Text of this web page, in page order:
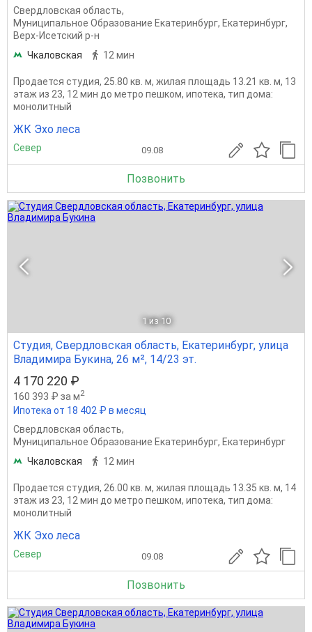
Свердловская область,
Муниципальное Образование Екатеринбург, Екатеринбург,
Верх-Исетский р-н
Чкаловская
12 мин
Продается студия, 25.80 кв. м, жилая площадь 13.21 кв. м, 13
этаж из 23, 12 мин до метро пешком, ипотека, тип дома:
монолитный
ЖК Эхо леса
Север 09.08
Позвонить
1 из 10
Студия, Свердловская область, Екатеринбург, улица
Владимира Букина, 26 м², 14/23 эт.
4 170 220 ₽
160 393 ₽ за м2
Ипотека от 18 402 ₽ в месяц
Свердловская область,
Муниципальное Образование Екатеринбург, Екатеринбург
Чкаловская
12 мин
Продается студия, 26.00 кв. м, жилая площадь 13.35 кв. м, 14
этаж из 23, 12 мин до метро пешком, ипотека, тип дома:
монолитный
ЖК Эхо леса
Север 09.08
Позвонить